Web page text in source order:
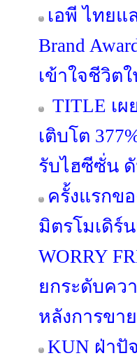
เอพี ไทยแ
Brand
เข้าใจชีวิต
TITLE เผ
เติบโต
รับไฮซีซั่น
ครั้งแรกข
มิตรโมเดิร์
WORRY
ยกระดับค
หลังการขา
KUN ฝ่าปั